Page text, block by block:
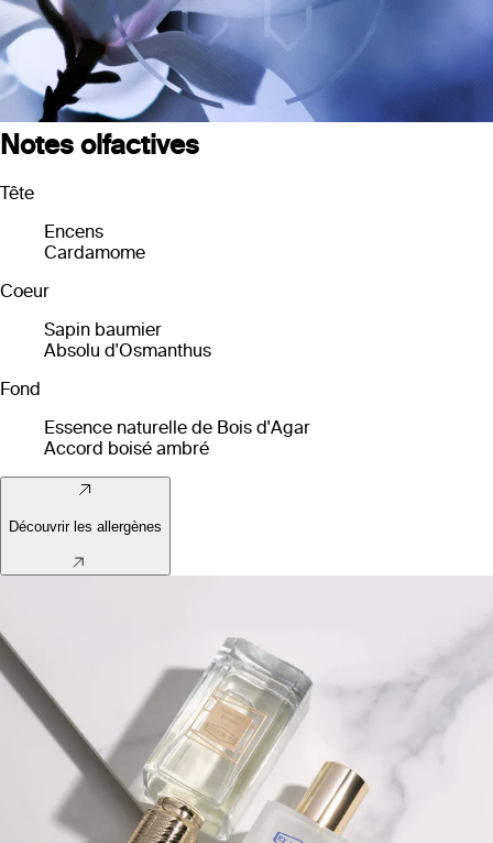
Notes olfactives
Tête
Encens
Cardamome
Coeur
Sapin baumier
Absolu d'Osmanthus
Fond
Essence naturelle de Bois d'Agar
Accord boisé ambré
Découvrir les allergènes